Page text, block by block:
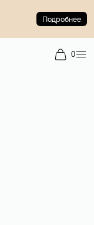
Подробнее
0